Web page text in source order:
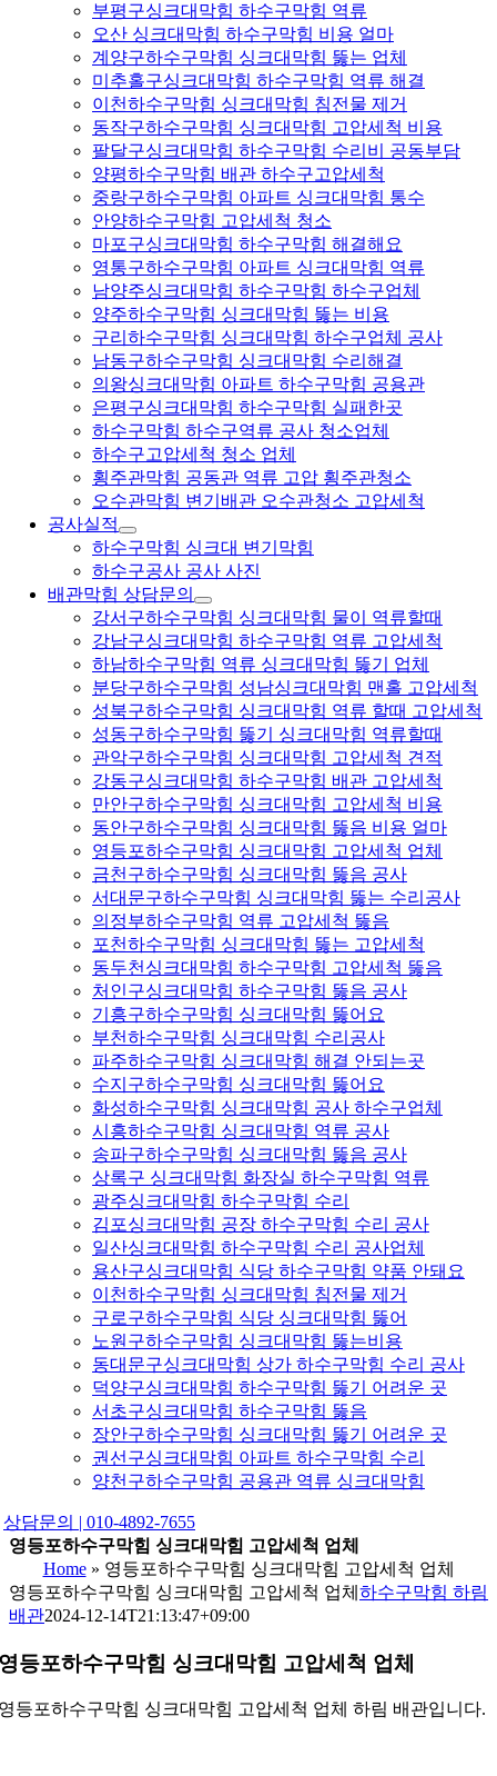
부평구싱크대막힘 하수구막힘 역류
오산 싱크대막힘 하수구막힘 비용 얼마
계양구하수구막힘 싱크대막힘 뚫는 업체
미추홀구싱크대막힘 하수구막힘 역류 해결
이천하수구막힘 싱크대막힘 침전물 제거
동작구하수구막힘 싱크대막힘 고압세척 비용
팔달구싱크대막힘 하수구막힘 수리비 공동부담
양평하수구막힘 배관 하수구고압세척
중랑구하수구막힘 아파트 싱크대막힘 통수
안양하수구막힘 고압세척 청소
마포구싱크대막힘 하수구막힘 해결해요
영통구하수구막힘 아파트 싱크대막힘 역류
남양주싱크대막힘 하수구막힘 하수구업체
양주하수구막힘 싱크대막힘 뚫는 비용
구리하수구막힘 싱크대막힘 하수구업체 공사
남동구하수구막힘 싱크대막힘 수리해결
의왕싱크대막힘 아파트 하수구막힘 공용관
은평구싱크대막힘 하수구막힘 실패한곳
하수구막힘 하수구역류 공사 청소업체
하수구고압세척 청소 업체
횡주관막힘 공동관 역류 고압 횡주관청소
오수관막힘 변기배관 오수관청소 고압세척
공사실적
하수구막힘 싱크대 변기막힘
하수구공사 공사 사진
배관막힘 상담문의
강서구하수구막힘 싱크대막힘 물이 역류할때
강남구싱크대막힘 하수구막힘 역류 고압세척
하남하수구막힘 역류 싱크대막힘 뚫기 업체
분당구하수구막힘 성남싱크대막힘 맨홀 고압세척
성북구하수구막힘 싱크대막힘 역류 할때 고압세척
성동구하수구막힘 뚫기 싱크대막힘 역류할때
관악구하수구막힘 싱크대막힘 고압세척 견적
강동구싱크대막힘 하수구막힘 배관 고압세척
만안구하수구막힘 싱크대막힘 고압세척 비용
동안구하수구막힘 싱크대막힘 뚫음 비용 얼마
영등포하수구막힘 싱크대막힘 고압세척 업체
금천구하수구막힘 싱크대막힘 뚫음 공사
서대문구하수구막힘 싱크대막힘 뚫는 수리공사
의정부하수구막힘 역류 고압세척 뚫음
포천하수구막힘 싱크대막힘 뚫는 고압세척
동두천싱크대막힘 하수구막힘 고압세척 뚫음
처인구싱크대막힘 하수구막힘 뚫음 공사
기흥구하수구막힘 싱크대막힘 뚫어요
부천하수구막힘 싱크대막힘 수리공사
파주하수구막힘 싱크대막힘 해결 안되는곳
수지구하수구막힘 싱크대막힘 뚫어요
화성하수구막힘 싱크대막힘 공사 하수구업체
시흥하수구막힘 싱크대막힘 역류 공사
송파구하수구막힘 싱크대막힘 뚫음 공사
상록구 싱크대막힘 화장실 하수구막힘 역류
광주싱크대막힘 하수구막힘 수리
김포싱크대막힘 공장 하수구막힘 수리 공사
일산싱크대막힘 하수구막힘 수리 공사업체
용산구싱크대막힘 식당 하수구막힘 약품 안돼요
이천하수구막힘 싱크대막힘 침전물 제거
구로구하수구막힘 식당 싱크대막힘 뚫어
노원구하수구막힘 싱크대막힘 뚫는비용
동대문구싱크대막힘 상가 하수구막힘 수리 공사
덕양구싱크대막힘 하수구막힘 뚫기 어려운 곳
서초구싱크대막힘 하수구막힘 뚫음
장안구하수구막힘 싱크대막힘 뚫기 어려운 곳
권선구싱크대막힘 아파트 하수구막힘 수리
양천구하수구막힘 공용관 역류 싱크대막힘
상담문의 | 010-4892-7655
영등포하수구막힘 싱크대막힘 고압세척 업체
Home» 영등포하수구막힘 싱크대막힘 고압세척 업체
영등포하수구막힘 싱크대막힘 고압세척 업체 하수구막힘 하림
배관2024-12-14T21:13:47+09:00
등포하수구막힘 싱크대막힘 고압세척 업체
등포하수구막힘 싱크대막힘 고압세척 업체 하림 배관입니다.